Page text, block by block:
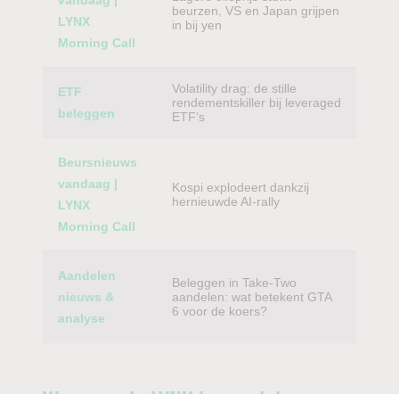
LYNX
Morning Call
beurzen, VS en Japan grijpen
in bij yen
ETF
beleggen
Volatility drag: de stille
rendementskiller bij leveraged
ETF’s
Beursnieuws
vandaag |
LYNX
Morning Call
Kospi explodeert dankzij
hernieuwde AI-rally
Aandelen
nieuws &
analyse
Beleggen in Take-Two
aandelen: wat betekent GTA
6 voor de koers?